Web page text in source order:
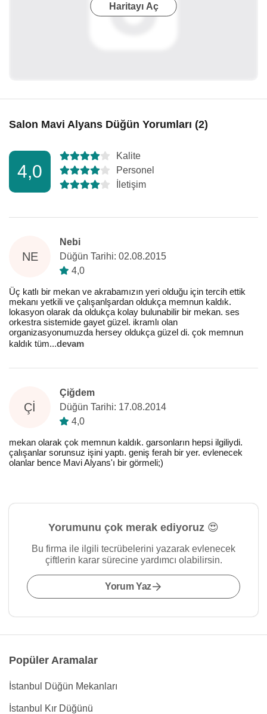
Haritayı Aç
Salon Mavi Alyans Düğün Yorumları (2)
4,0
Kalite
Personel
İletişim
NE
Nebi
Düğün Tarihi: 02.08.2015
4,0
Üç katlı bir mekan ve akrabamızın yeri olduğu için tercih ettik
mekanı yetkili ve çalışanlşardan oldukça memnun kaldık.
lokasyon olarak da oldukça kolay bulunabilir bir mekan. ses
orkestra sistemide gayet güzel. ikramlı olan
organizasyonumuzda hersey oldukça güzel di. çok memnun
kaldık tüm...devam
ÇI
Çiğdem
Düğün Tarihi: 17.08.2014
4,0
mekan olarak çok memnun kaldık. garsonların hepsi ilgiliydi.
çalışanlar sorunsuz işini yaptı. geniş ferah bir yer. evlenecek
olanlar bence Mavi Alyans'ı bir görmeli;)
Yorumunu çok merak ediyoruz 😍
Bu firma ile ilgili tecrübelerini yazarak evlenecek
çiftlerin karar sürecine yardımcı olabilirsin.
Yorum Yaz
Popüler Aramalar
İstanbul Düğün Mekanları
İstanbul Kır Düğünü